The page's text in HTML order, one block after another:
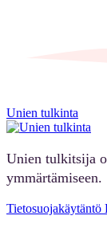
Unien tulkinta
Unien tulkitsija
ymmärtämiseen.
Tietosuojakäytäntö